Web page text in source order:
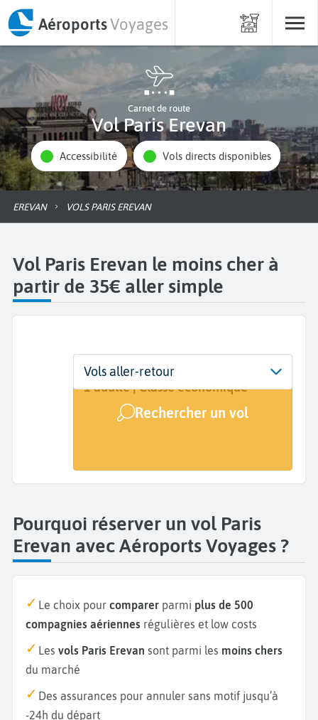
AéroportsVoyages
Carnet de route
Vol Paris Erevan
Accessibilité Vols directs disponibles
EREVAN VOLS PARIS EREVAN
Vol Paris Erevan le moins cher à
partir de 35€ aller simple
Départ
Paris (PAR)
Dates
Dates de votre voyage
Voyageurs | Classe
1 adulte | Classe économique
Rechercher un vol
Vols aller-retour
Pourquoi réserver un vol Paris
Erevan avec Aéroports Voyages ?
Le choix pour comparer parmi plus de 500
compagnies aériennes régulières et low costs
Les vols Paris Erevan sont parmi les moins chers
du marché
Des assurances pour annuler sans motif jusqu’à
-24h du départ